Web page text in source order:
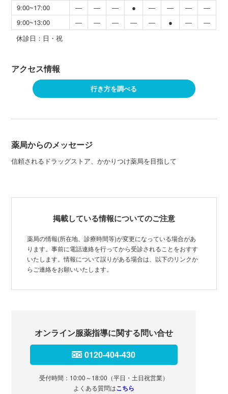
9:00~17:00
― ― ― ● ― ― ―
―
9:00~13:00
― ― ― ― ― ● ―
―
休診日：日・祝
アクセス情報
行き方を調べる
薬局からのメッセージ
信頼されるドラッグストア、かかりつけ薬局を目指して
掲載している情報についてのご注意
薬局の情報(所在地、診療時間等)が変更になっている場合があ
ります。事前に電話連絡を行ってから受診されることをおすす
いたします。情報について誤りがある場合は、以下のリンクか
らご連絡をお願いいたします。
オンライン服薬指導に関する問い合せ
0120-404-430
受付時間：10:00～18:00（平日・土日祝営業）
よくある質問はこちら